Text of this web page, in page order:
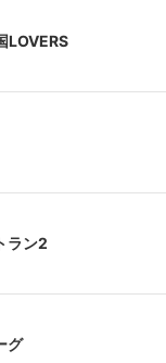
LOVERS
ラン2
グ